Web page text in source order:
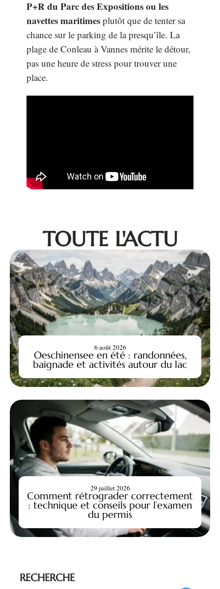
P+R du Parc des Expositions ou les
navettes maritimes plutôt que de tenter sa
chance sur le parking de la presqu’île. La
plage de Conleau à Vannes mérite le détour,
pas une heure de stress pour trouver une
place.
TOUTE L'ACTU
Oeschinensee en été : randonnées,
baignade et activités autour du lac
6 août 2026
Comment rétrograder correctement
: technique et conseils pour l’examen
du permis
29 juillet 2026
RECHERCHE